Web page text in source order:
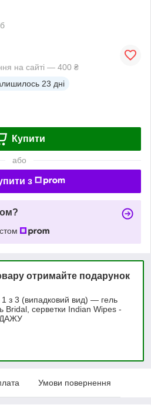
на сайті — 400 ₴
23 дні
Купити
або
з
отримайте подарунок
з 3 (випадковий вид) — гель
Bridal, серветки Indian Wipes -
Умови повернення